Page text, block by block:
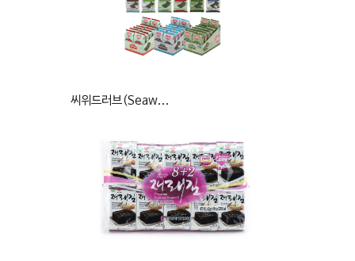
씨위드러브(Seaw...